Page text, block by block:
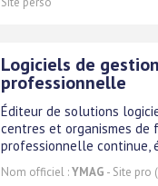
Logiciels de
professionnelle
Éditeur de solutions
centres et organismes de
professionnelle continue,
Nom officiel :YMAG - Site pro